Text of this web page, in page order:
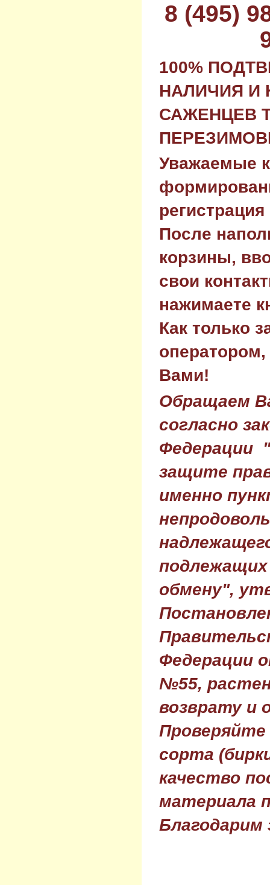
8 (495)
100%
НАЛИЧИЯ И
САЖЕНЦЕВ
Уважаемые
После
корзины,
свои
нажимаете
Как только
Вами!
Обращаем
согласно
Федерации
защите
именно
обмену",
Федерации
№55,
возврату и
Проверяйте
сорта
качество
материала
Благодарим